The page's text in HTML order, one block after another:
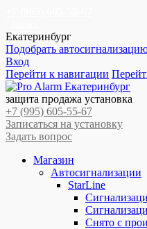
Екатеринбург
Подобрать
Вход
Перейти к навигации
защита продажа установка
+7 (995) 605-55-67
Записаться на установку
Задать вопрос
Магазин
Автосигнализации
StarLine
Снято с